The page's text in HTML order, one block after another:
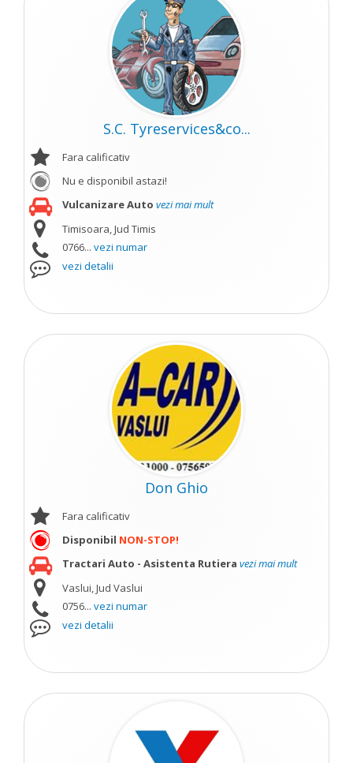
S.C. Tyreservices&co...
Fara calificativ
Nu e disponibil astazi!
Vulcanizare Auto vezi mai mult
Timisoara, Jud Timis
0766... vezi numar
vezi detalii
Don Ghio
Fara calificativ
Disponibil NON-STOP!
Tractari Auto - Asistenta Rutiera vezi mai mult
Vaslui, Jud Vaslui
0756... vezi numar
vezi detalii